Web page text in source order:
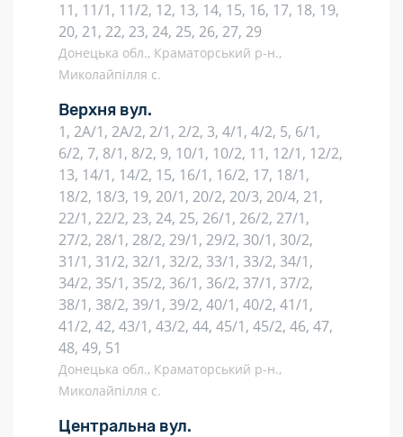
11, 11/1, 11/2, 12, 13, 14, 15, 16, 17, 18, 19,
20, 21, 22, 23, 24, 25, 26, 27, 29
Донецька обл., Краматорський р-н.,
Миколайпілля с.
Верхня вул.
1, 2А/1, 2А/2, 2/1, 2/2, 3, 4/1, 4/2, 5, 6/1,
6/2, 7, 8/1, 8/2, 9, 10/1, 10/2, 11, 12/1, 12/2,
13, 14/1, 14/2, 15, 16/1, 16/2, 17, 18/1,
18/2, 18/3, 19, 20/1, 20/2, 20/3, 20/4, 21,
22/1, 22/2, 23, 24, 25, 26/1, 26/2, 27/1,
27/2, 28/1, 28/2, 29/1, 29/2, 30/1, 30/2,
31/1, 31/2, 32/1, 32/2, 33/1, 33/2, 34/1,
34/2, 35/1, 35/2, 36/1, 36/2, 37/1, 37/2,
38/1, 38/2, 39/1, 39/2, 40/1, 40/2, 41/1,
41/2, 42, 43/1, 43/2, 44, 45/1, 45/2, 46, 47,
48, 49, 51
Донецька обл., Краматорський р-н.,
Миколайпілля с.
Центральна вул.